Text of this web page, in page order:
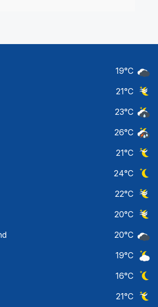
19°C
21°C
23°C
26°C
21°C
24°C
22°C
20°C
20°C
19°C
16°C
21°C